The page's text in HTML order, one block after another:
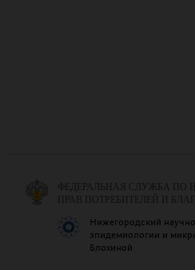
ФЕДЕРАЛЬНАЯ СЛУЖБА ПО
ПРАВ ПОТРЕБИТЕЛЕЙ И
Нижегородский
эпидемиологии и
Блохиной